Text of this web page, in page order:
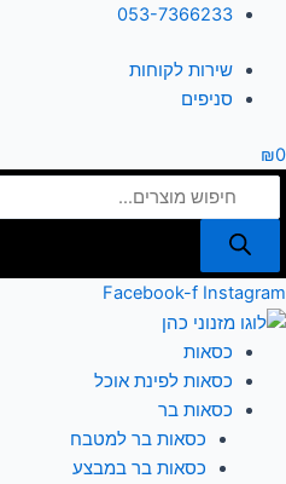
דילוג
053-7366233
שירות לקוחות
סניפים
₪0
Products
Facebook-f Instagram
כסאות
כסאות לפינת אוכל
כסאות בר
כסאות בר למטבח
כסאות בר במבצע